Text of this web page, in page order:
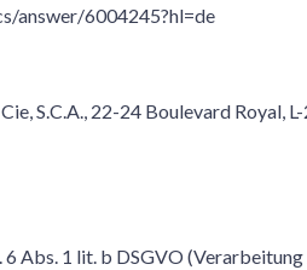
answer/6004245?hl=de
S.C.A., 22-24 Boulevard Royal,
Abs. 1 lit. b DSGVO (Verarbeitung